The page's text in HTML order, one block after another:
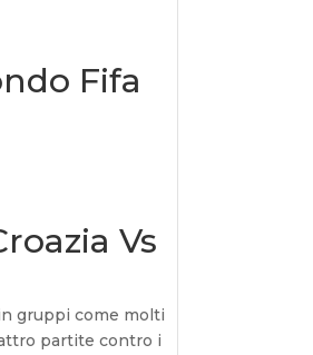
Fifa
Vs
gruppi come molti
partite contro i